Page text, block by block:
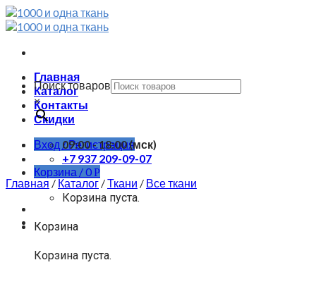
Skip
to
Главная
Каталог
Контакты
Скидки
Вход / Регистрация
Корзина /0Р
Корзина пуста.
Корзина
Корзина пуста.
Поиск товаров
×
09:00 - 18:00 (мск)
+7 937 209-09-07
Главная/Каталог /Ткани / Все ткани